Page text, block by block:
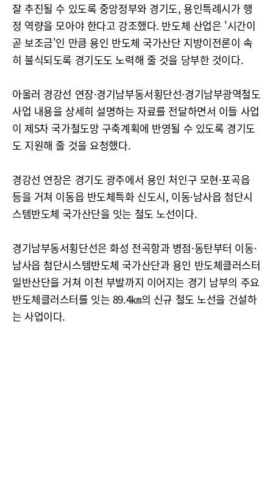
잘 추진될 수 있도록 중앙정부와 경기도, 용인특례시가 행
정 역량을 모아야 한다고 강조했다. 반도체 산업은 '시간이
곧 보조금'인 만큼 용인 반도체 국가산단 지방이전론이 속
히 불식되도록 경기도도 노력해 줄 것을 당부한 것이다.
아울러 경강선 연장·경기남부동서횡단선·경기남부광역철도
사업 내용을 상세히 설명하는 자료를 전달하면서 이들 사업
이 제5차 국가철도망 구축계획에 반영될 수 있도록 경기도
도 지원해 줄 것을 요청했다.
경강선 연장은 경기도 광주에서 용인 처인구 모현·포곡읍
등을 거쳐 이동읍 반도체특화 신도시, 이동·남사읍 첨단시
스템반도체 국가산단을 잇는 철도 노선이다.
경기남부동서횡단선은 화성 전곡항과 병점·동탄부터 이동·
남사읍 첨단시스템반도체 국가산단과 용인 반도체클러스터
일반산단을 거쳐 이천 부발까지 이어지는 경기 남부의 주요
반도체클러스터를 잇는 89.4㎞의 신규 철도 노선을 건설하
는 사업이다.